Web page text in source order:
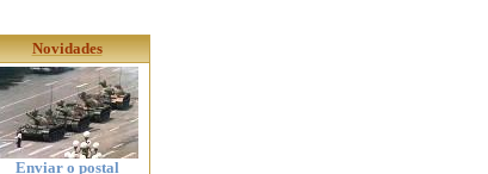
Novidades
Enviar o postal